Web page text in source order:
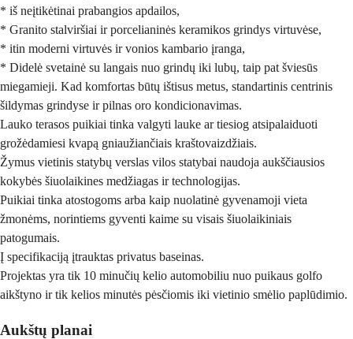
* iš neįtikėtinai prabangios apdailos,
* Granito stalviršiai ir porcelianinės keramikos grindys virtuvėse,
* itin moderni virtuvės ir vonios kambario įranga,
* Didelė svetainė su langais nuo grindų iki lubų, taip pat šviesūs
miegamieji. Kad komfortas būtų ištisus metus, standartinis centrinis
šildymas grindyse ir pilnas oro kondicionavimas.
Lauko terasos puikiai tinka valgyti lauke ar tiesiog atsipalaiduoti
grožėdamiesi kvapą gniaužiančiais kraštovaizdžiais.
Žymus vietinis statybų verslas vilos statybai naudoja aukščiausios
kokybės šiuolaikines medžiagas ir technologijas.
Puikiai tinka atostogoms arba kaip nuolatinė gyvenamoji vieta
žmonėms, norintiems gyventi kaime su visais šiuolaikiniais
patogumais.
Į specifikaciją įtrauktas privatus baseinas.
Projektas yra tik 10 minučių kelio automobiliu nuo puikaus golfo
aikštyno ir tik kelios minutės pėsčiomis iki vietinio smėlio paplūdimio.
Aukštų planai